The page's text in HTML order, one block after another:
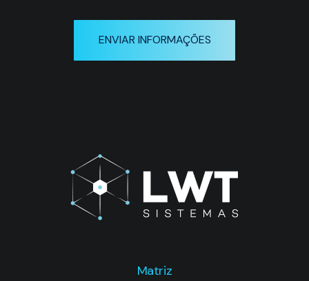
ENVIAR INFORMAÇÕES
Matriz